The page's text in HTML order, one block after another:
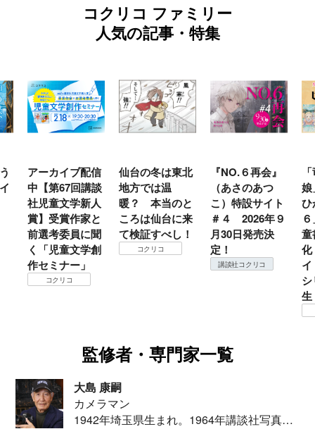
コクリコ ファミリー
人気の記事・特集
アーカイブ配信
中【第67回講談
社児童文学新人
賞】受賞作家と
前選考委員に聞
く「児童文学創
作セミナー」
コクリコ
仙台の冬は東北
地方では温
暖？ 本当のと
ころは仙台に来
て検証すべし！
コクリコ
『NO.６再会』
（あさのあつ
こ）特設サイト
＃４ 2026年９
月30日発売決
定！
講談社コクリコ
娘
ひ
童
生
監修者・専門家一覧
大島 康嗣
カメラマン
1942年埼玉県生まれ。1964年講談社写真部